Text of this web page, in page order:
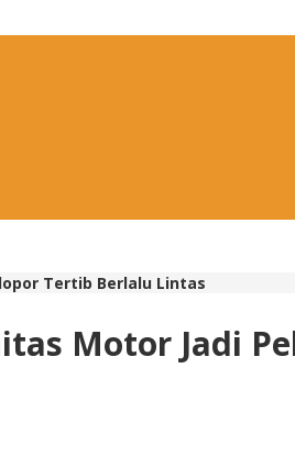
Tertib Berlalu Lintas
Motor Jadi